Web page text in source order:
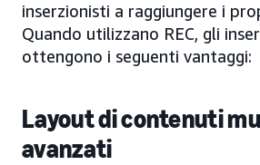
inserzionisti a raggiungere i
Quando utilizzano REC, gli
ottengono i seguenti vantaggi:
Layout di contenuti
avanzati